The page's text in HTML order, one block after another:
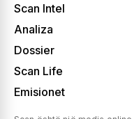
Scan Intel
Analiza
Dossier
Scan Life
Emisionet